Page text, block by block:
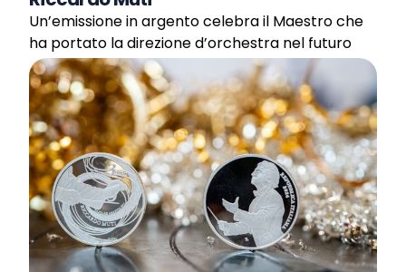
Un’emissione in argento celebra il Maestro che
ha portato la direzione d’orchestra nel futuro